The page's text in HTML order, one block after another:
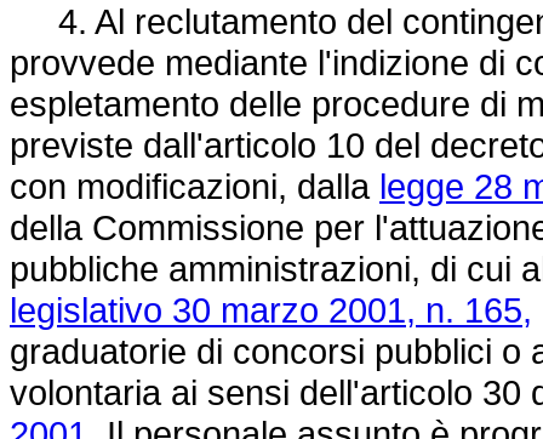
4. Al reclutamento del
provvede mediante l'indizione di
espletamento delle procedure di
previste dall'articolo 10 del
con modificazioni, dalla legge 28
della Commissione per
pubbliche amministrazioni, di cui
legislativo 30 marzo 2001, n. 165,
graduatorie di concorsi pubblici o
volontaria ai sensi dell'articolo 30